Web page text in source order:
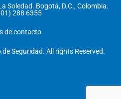
Soledad. Bogotá, D.C., Colombia.
288 6355
de contacto
Seguridad. All rights Reserved.